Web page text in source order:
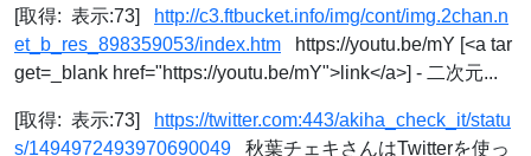
[取得: 表示:73]
http://c3.ftbucket.info/img/cont/img.2chan.n
et_b_res_898359053/index.htm https://youtu.be/mY [<a tar
get=_blank href="https://youtu.be/mY">link</a>] - 二次元...
[取得: 表示:73]
https://twitter.com:443/akiha_check_it/statu
s/1494972493970690049 秋葉チェキさんはTwitterを使っ